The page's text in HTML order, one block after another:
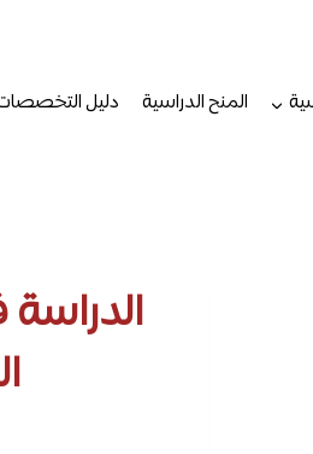
المنح الدراسية دليل